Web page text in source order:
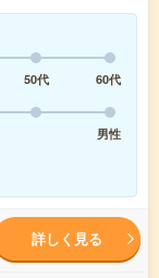
50代
60代
男性
詳しく見る